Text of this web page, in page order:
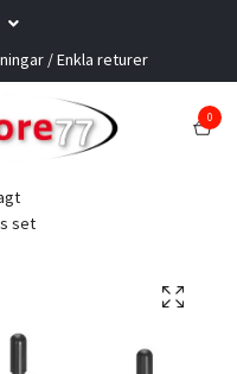
/ Enkla returer
0
set